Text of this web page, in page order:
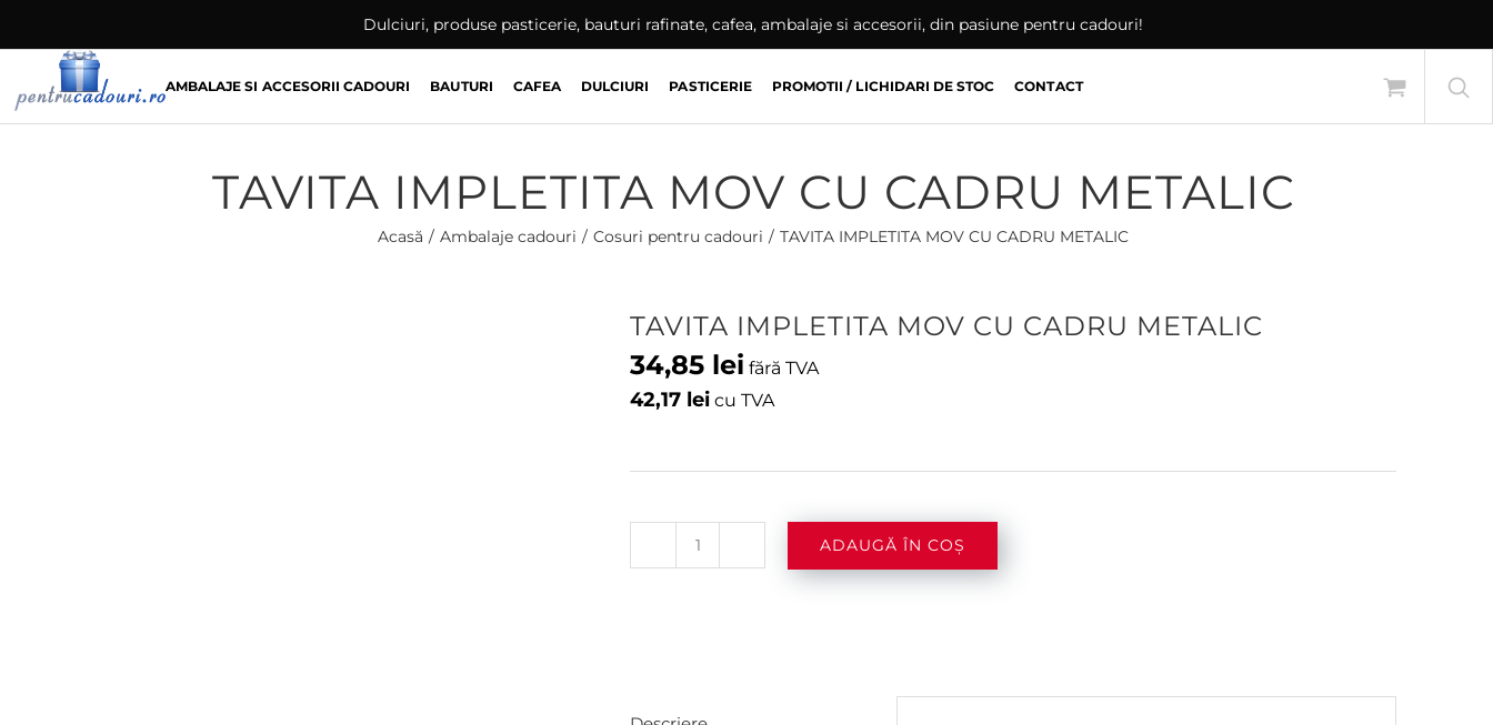
to
content
Dulciuri, produse pasticerie, bauturi rafinate, cafea, ambalaje si accesorii, din pasiune pentru cadouri!
AMBALAJE SI ACCESORII CADOURI BAUTURI CAFEA DULCIURI PASTICERIE PROMOTII / LICHIDARI DE STOC CONTACT
TAVITA IMPLETITA MOV CU CADRU METALIC
Acasă Ambalaje cadouri Cosuri pentru cadouri TAVITA IMPLETITA MOV CU CADRU METALIC
TAVITA IMPLETITA MOV CU CADRU METALIC
34,85 lei fără TVA
42,17 lei cu TVA
ADAUGĂ ÎN COȘ